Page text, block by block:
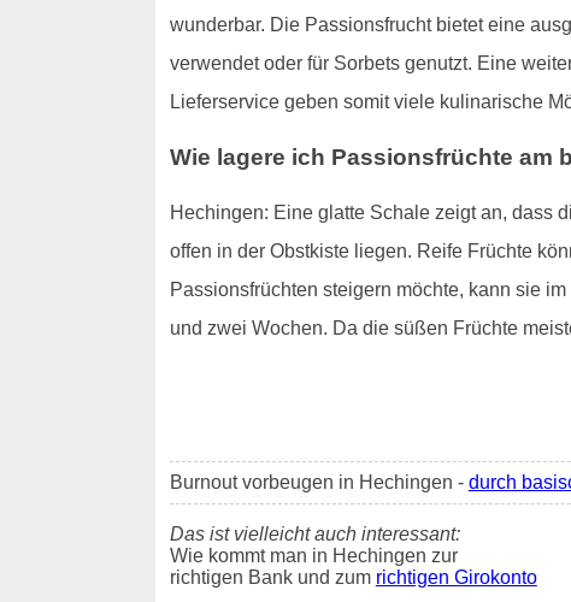
wunderbar. Die Passionsfrucht bietet eine
verwendet oder für Sorbets genutzt. Eine
Lieferservice geben somit viele kulinarische
Wie lagere ich Passionsfrüchte am
Hechingen: Eine glatte Schale zeigt an, dass
offen in der Obstkiste liegen. Reife Früchte
Passionsfrüchten steigern möchte, kann sie
und zwei Wochen. Da die süßen Früchte
Burnout vorbeugen in Hechingen - durch
Das ist vielleicht auch interessant:
Wie kommt man in Hechingen zur
richtigen Bank und zum richtigen Girokonto